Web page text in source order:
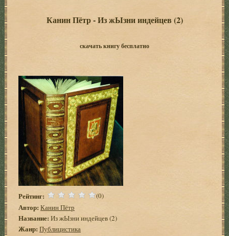
Канин Пётр - Из жЫзни индейцев (2)
скачать книгу бесплатно
Рейтинг: (0)
Автор: Канин Пётр
Название: Из жЫзни индейцев (2)
Жанр: Публицистика